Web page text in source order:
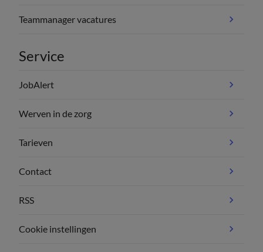
Teammanager vacatures
Service
JobAlert
Werven in de zorg
Tarieven
Contact
RSS
Cookie instellingen